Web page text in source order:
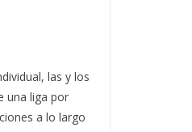
las y los
una liga por
a lo largo